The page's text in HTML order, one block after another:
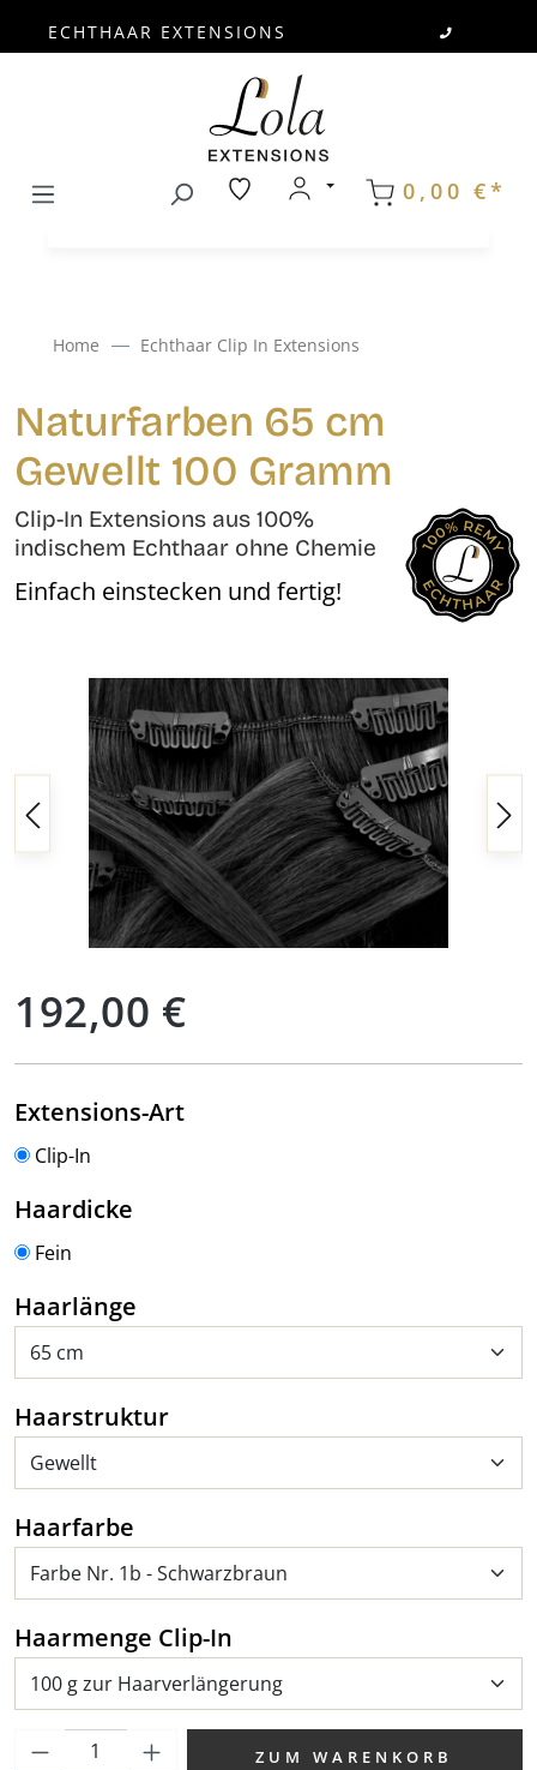
ECHTHAAR EXTENSIONS
0,00 €*
Home Echthaar Clip In Extensions
Naturfarben 65 cm
Gewellt 100 Gramm
Clip-In Extensions aus 100%
indischem Echthaar ohne Chemie
Einfach einstecken und fertig!
Bildergalerie überspringen
192,00 €
Extensions-Artauswählen
Clip-In
Haardicke
Fein
Haarlänge
Haarstrukturauswählen
Haarfarbe
Haarmenge Clip-In
Produkt Anzahl: Gib den gewünschten
ZUM WARENKORB